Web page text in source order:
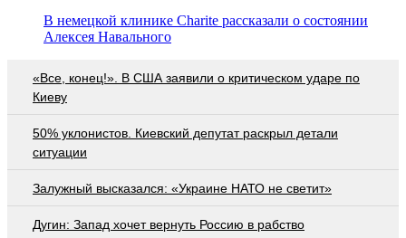
В немецкой клинике Charite рассказали о состоянии
Алексея Навального
«Все, конец!». В США заявили о критическом ударе по
Киеву
50% уклонистов. Киевский депутат раскрыл детали
ситуации
Залужный высказался: «Украине НАТО не светит»
Дугин: Запад хочет вернуть Россию в рабство